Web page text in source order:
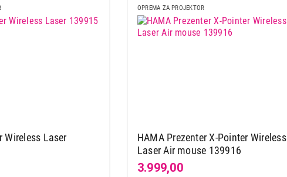
Wireless Laser
OPREMA ZA PROJEKTOR
HAMA Prezenter X-Pointer Wireless
Laser Air mouse 139916
3.999,00